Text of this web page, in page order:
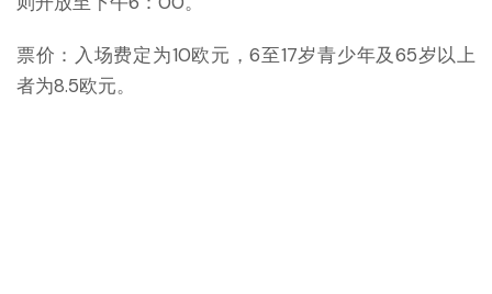
票价：入场费定为10欧元，6至17岁青少年及65岁以上
者为8.5欧元。